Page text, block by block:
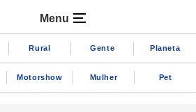
Menu
Rural Gente Planeta
Motorshow Mulher Pet